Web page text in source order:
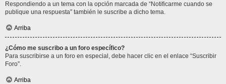
Respondiendo a un tema con la opción marcada de “Notificarme cuando se
publique una respuesta” también le suscribe a dicho tema.
Arriba
¿Cómo me suscribo a un foro específico?
Para suscribirse a un foro en especial, debe hacer clic en el enlace “Suscribir
Foro”.
Arriba